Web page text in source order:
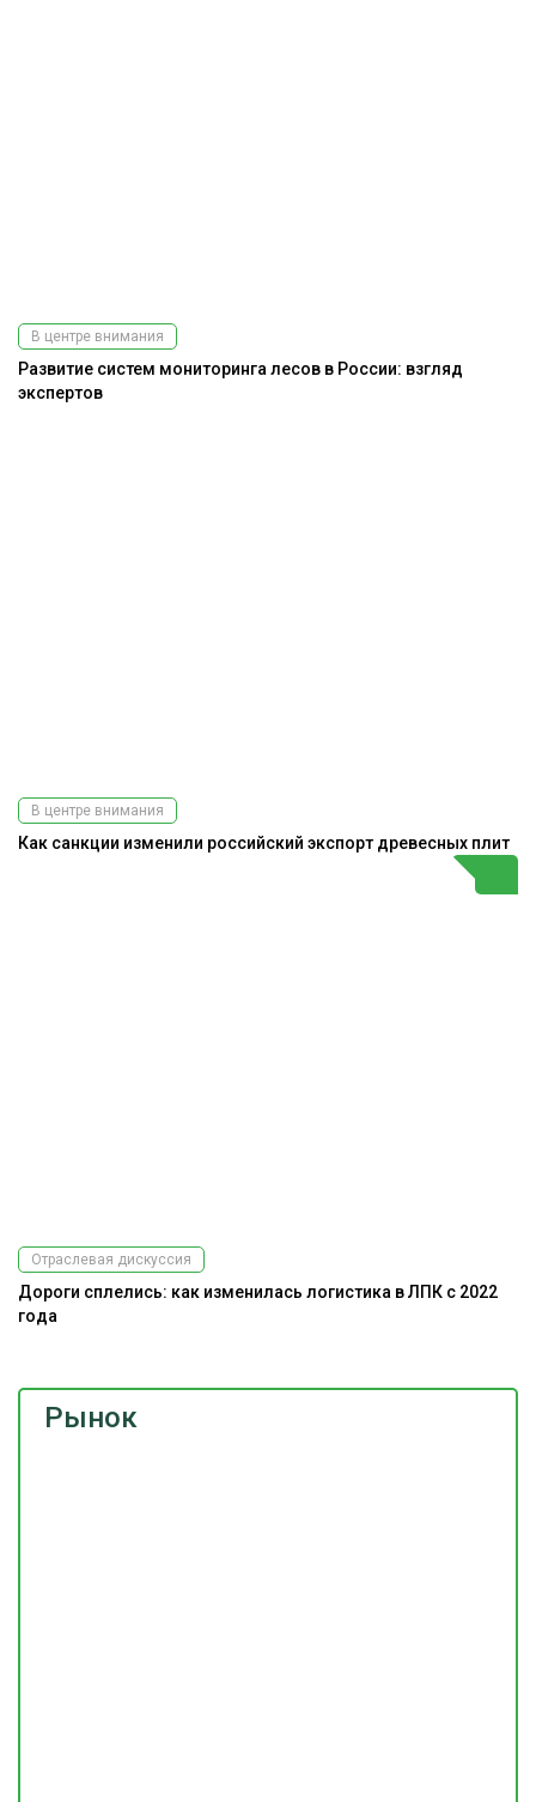
Рынок
В центре внимания
Развитие систем мониторинга лесов в России: взгляд
экспертов
В центре внимания
Как санкции изменили российский экспорт древесных плит
Отраслевая дискуссия
Дороги сплелись: как изменилась логистика в ЛПК с 2022
года